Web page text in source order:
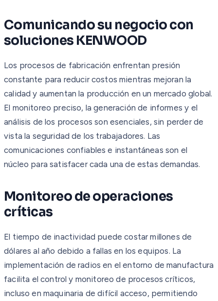
Comunicando su negocio con
soluciones KENWOOD
Los procesos de fabricación enfrentan presión
constante para reducir costos mientras mejoran la
calidad y aumentan la producción en un mercado global.
El monitoreo preciso, la generación de informes y el
análisis de los procesos son esenciales, sin perder de
vista la seguridad de los trabajadores. Las
comunicaciones confiables e instantáneas son el
núcleo para satisfacer cada una de estas demandas.
Monitoreo de operaciones
críticas
El tiempo de inactividad puede costar millones de
dólares al año debido a fallas en los equipos. La
implementación de radios en el entorno de manufactura
facilita el control y monitoreo de procesos críticos,
incluso en maquinaria de difícil acceso, permitiendo